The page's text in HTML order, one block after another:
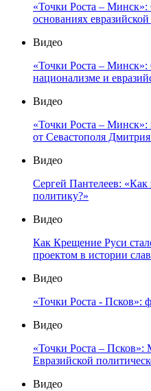
«Точки Роста – Минск»:
основаниях
Видео
«Точки Роста – Минск»:
национализме и
Видео
«Точки Роста – Минск»:
от Севастополя
Видео
Сергей Пантелеев:
политику?»
Видео
Как Крещение Руси
проектом в истории
Видео
«Точки Роста - Псков»:
Видео
«Точки Роста –
Евразийской
Видео